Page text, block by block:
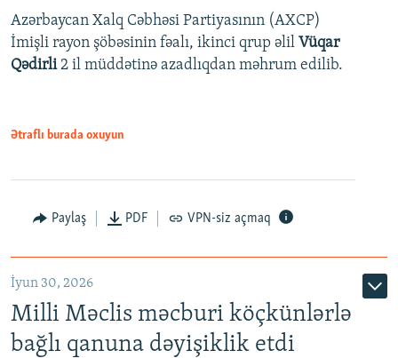
Azərbaycan Xalq Cəbhəsi Partiyasının (AXCP)
İmişli rayon şöbəsinin fəalı, ikinci qrup əlil Vüqar
Qədirli2 il müddətinə azadlıqdan məhrum edilib.
Ətraflı burada oxuyun
Paylaş PDF VPN-siz açmaq
İyun 30, 2026
Milli Məclis məcburi köçkünlərlə
bağlı qanuna dəyişiklik etdi